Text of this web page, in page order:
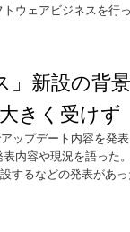
ウェアビジネスを行
」新設の
きく受けず
ップデート内容を発
内容や現況を語った
するなどの発表があ